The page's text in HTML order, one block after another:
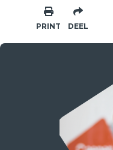
PRINT DEEL